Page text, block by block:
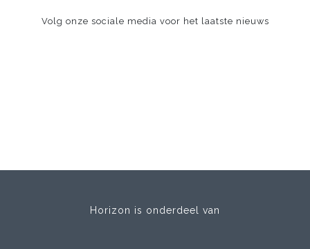
Volg onze sociale media voor het laatste nieuws
Horizon is onderdeel van